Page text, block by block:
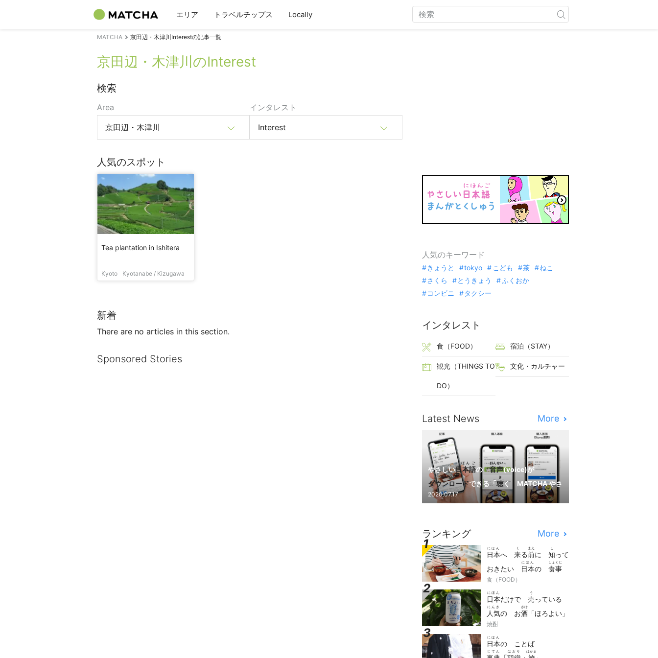
エリア トラベルチップス Locally
MATCHA 京田辺・木津川Interestの記事一覧
京田辺・木津川のInterest
検索
Area
京田辺・木津川
インタレスト
Interest
人気のスポット
Tea plantation in Ishitera
Kyoto Kyotanabe / Kizugawa
新着
There are no articles in this section.
Sponsored Stories
人気のキーワード
きょうと tokyo こども 茶
ねこ
さくら
とうきょう
ふくおか
コンビニ
タクシー
インタレスト
食（FOOD） 宿泊（STAY）
観光（THINGS TO
DO）
文化・カルチャー
Latest News More
やさしい日本語
にほんご
の音声
おんせい
(voice)が
ダウンロード
download
できる「聴
き
く MATCHA やさ
しい日本語
にほんご
」が 始
はじ
まりました！
2020.07.17
ランキング More
日本
にほん
へ 来
く
る前
まえ
に 知
し
って
おきたい
日本
にほん
の 食事
しょくじ
の マナー
manner
食（FOOD）
日本
にほん
だけで 売
う
っている
人気
にんき
の お酒
さけ
「ほろよい」
は どんな お
焼酎
日本
にほん
の ことば
じてん はおり はかま